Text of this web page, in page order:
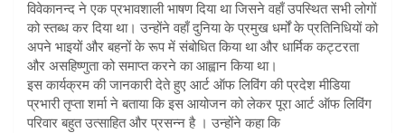
विवेकानन्द ने एक प्रभावशाली भाषण दिया था जिसने वहाँ उपस्थित सभी लोगों
को स्तब्ध कर दिया था। उन्होंने वहाँ दुनिया के प्रमुख धर्मों के प्रतिनिधियों को
अपने भाइयों और बहनों के रूप में संबोधित किया था और धार्मिक कट्टरता
और असहिष्णुता को समाप्त करने का आह्वान किया था।
इस कार्यक्रम की जानकारी देते हुए आर्ट ऑफ लिविंग की प्रदेश मीडिया
प्रभारी तृप्ता शर्मा ने बताया कि इस आयोजन को लेकर पूरा आर्ट ऑफ लिविंग
परिवार बहुत उत्साहित और प्रसन्न है । उन्होंने कहा कि